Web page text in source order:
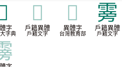
字
字典
𣹿
戶籍異體
戶籍文字
𣹿
異體字
台灣教育部
䨦
戶籍異體
戶籍文字